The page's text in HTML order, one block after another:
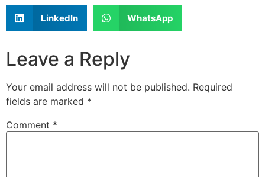
LinkedIn WhatsApp
Leave a Reply
Your email address will not be published. Required
fields are marked *
Comment *